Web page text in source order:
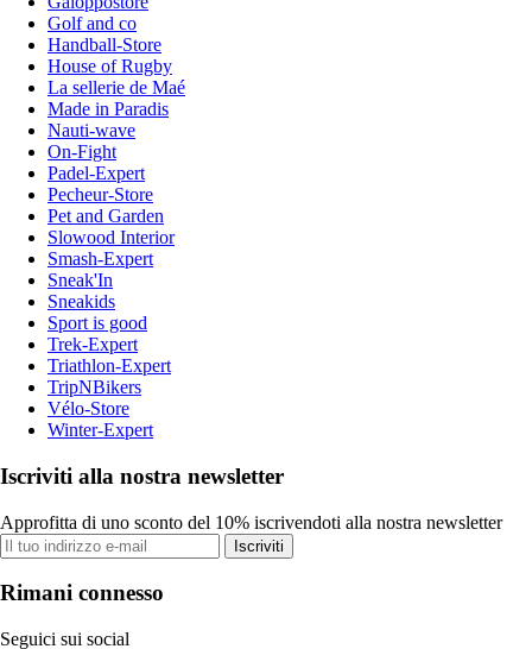
Golf and co
Handball-Store
House of Rugby
La sellerie de Maé
Made in Paradis
Nauti-wave
On-Fight
Padel-Expert
Pecheur-Store
Pet and Garden
Slowood Interior
Smash-Expert
Sneak'In
Sneakids
Sport is good
Trek-Expert
Triathlon-Expert
TripNBikers
Vélo-Store
Winter-Expert
Iscriviti alla nostra newsletter
Approfitta di uno sconto del 10% iscrivendoti alla nostra newsletter
Iscriviti
Rimani connesso
Seguici sui social